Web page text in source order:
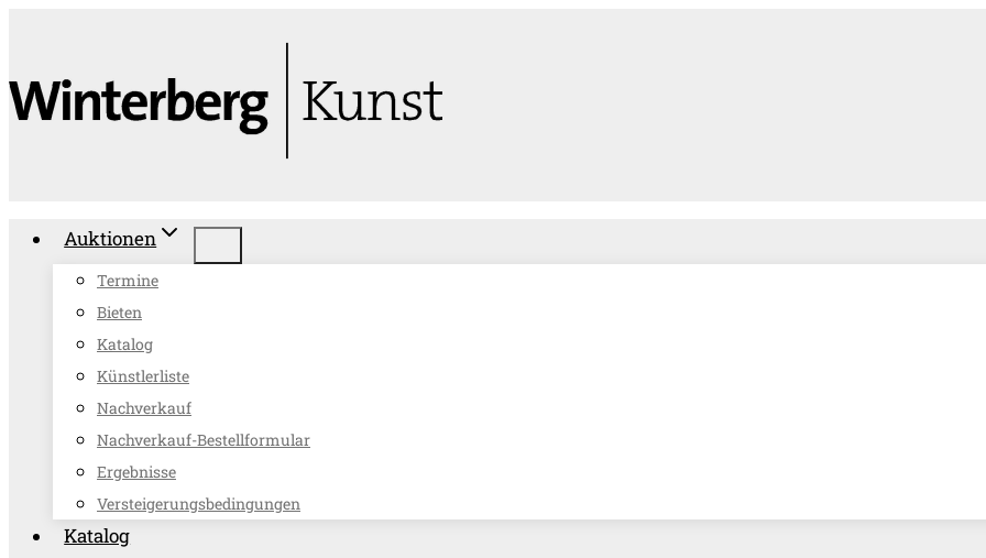
springen
Auktionen
Termine
Bieten
Katalog
Künstlerliste
Nachverkauf
Nachverkauf-Bestellformular
Ergebnisse
Versteigerungsbedingungen
Katalog